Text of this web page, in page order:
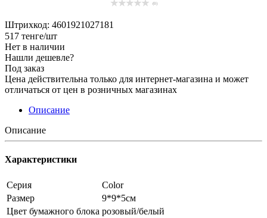
(0)
Штрихкод: 4601921027181
517 тенге/шт
Нет в наличии
Нашли дешевле?
Под заказ
Цена действительна только для интернет-магазина и может
отличаться от цен в розничных магазинах
Описание
Описание
Характеристики
Серия
Color
Размер
9*9*5см
Цвет бумажного блока розовый/белый